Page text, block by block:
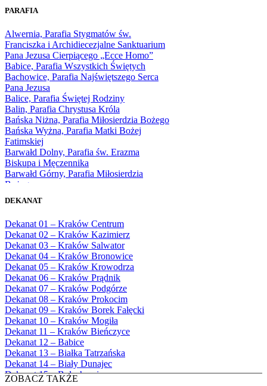
1966
1968
1969
1970
1971
1972
1973
1974
1975
1976
1977
1978
1979
1980
1981
1983
1985
1986
1987
1988
1989
1990
1991
1992
1993
1994
1995
1996
1997
1998
1999
2000
PARAFIA
Alwernia, Parafia Stygmatów św.
Franciszka i Archidiecezjalne Sanktuarium
Pana Jezusa Cierpiącego „Ecce Homo”
Babice, Parafia Wszystkich Świętych
Bachowice, Parafia Najświętszego Serca
Pana Jezusa
Balice, Parafia Świętej Rodziny
Balin, Parafia Chrystusa Króla
Bańska Niżna, Parafia Miłosierdzia Bożego
Bańska Wyżna, Parafia Matki Bożej
Fatimskiej
Barwałd Dolny, Parafia św. Erazma
Biskupa i Męczennika
Barwałd Górny, Parafia Miłosierdzia
Bożego
Bęczarka, Parafia Matki Boskiej
Będkowice, Parafia Najświętszej Maryi
Panny Królowej
Białka Górna, Parafia Matki Bożej
Królowej Rodzin
Białka Tatrzańska, Parafia Świętych
Apostołów Szymona i Judy Tadeusza
Biały Dunajec, Parafia Matki Bożej
Królowej Aniołów
Biały Kościół, Parafia św. Mikołaja
Bibice, Parafia Matki Bożej Nieustającej
Pomocy
Bieńkówka, Parafia Przenajświętszej Trójcy
Biertowice, Parafia Matki Bożej
Różańcowej
Biórków Wielki, Parafia Wniebowzięcia
DEKANAT
Dekanat 01 – Kraków Centrum
Dekanat 02 – Kraków Kazimierz
Dekanat 03 – Kraków Salwator
Dekanat 04 – Kraków Bronowice
Dekanat 05 – Kraków Krowodrza
Dekanat 06 – Kraków Prądnik
Dekanat 07 – Kraków Podgórze
Dekanat 08 – Kraków Prokocim
Dekanat 09 – Kraków Borek Fałęcki
Dekanat 10 – Kraków Mogiła
Dekanat 11 – Kraków Bieńczyce
Dekanat 12 – Babice
Dekanat 13 – Białka Tatrzańska
Dekanat 14 – Biały Dunajec
Dekanat 15 – Bolechowice
ZOBACZ TAKŻE